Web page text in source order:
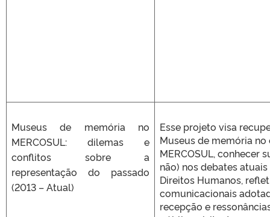
Museus de memória no
MERCOSUL: dilemas e
conflitos sobre a
representação do passado
(2013 – Atual)
Esse projeto visa
Museus de memória
MERCOSUL, conhecer
não) nos debates
Direitos Humanos,
comunicacionais
recepção e